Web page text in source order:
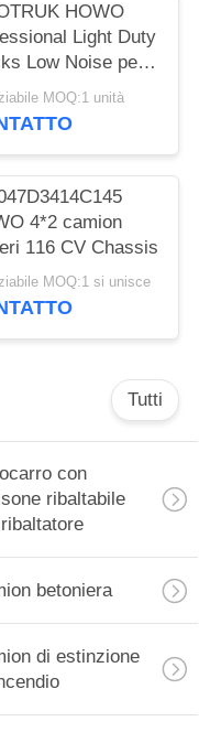
HOWO
Light Duty
Low Noise per il
delleMOQ:1 unità
4*2 camion
116 CV Chassis
MOQ:1 si unisce
Tutti
con
ribaltabile
betoniera
di estinzione